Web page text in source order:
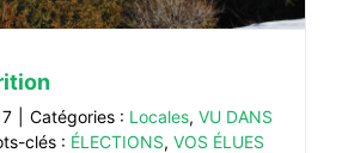
Catégories : Locales, VU DANS
clés : ÉLECTIONS, VOS ÉLUES